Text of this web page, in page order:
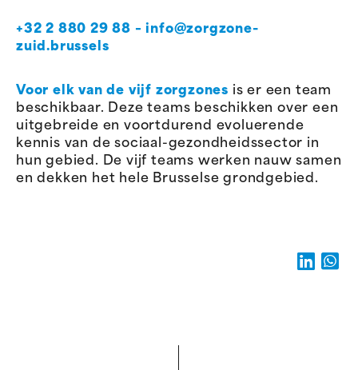
+32 2 880 29 88 – info@zorgzone-
zuid.brussels
Voor elk van de vijf zorgzones is er een team
beschikbaar. Deze teams beschikken over een
uitgebreide en voortdurend evoluerende
kennis van de sociaal-gezondheidssector in
hun gebied. De vijf teams werken nauw samen
en dekken het hele Brusselse grondgebied.